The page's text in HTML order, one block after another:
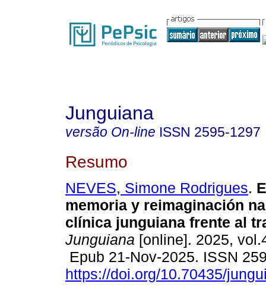
Junguiana
versão On-line ISSN 2595-1297
Resumo
NEVES, Simone Rodrigues.
memoria y reimaginación
clínica junguiana frente al
Junguiana [online]. 2025,
Epub 21-Nov-2025. ISSN
https://doi.org/10.70435/